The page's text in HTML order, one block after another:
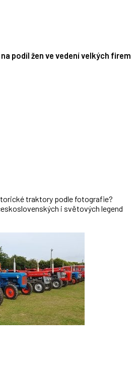
podíl žen ve vedení velkých firem
traktory podle fotografie?
i světových legend